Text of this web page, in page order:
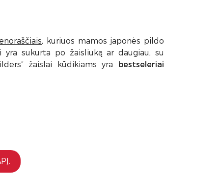
, kuriuos mamos japonės pildo
yra sukurta po žaisliuką ar daugiau, su
žaislai kūdikiams yra bestseleriai